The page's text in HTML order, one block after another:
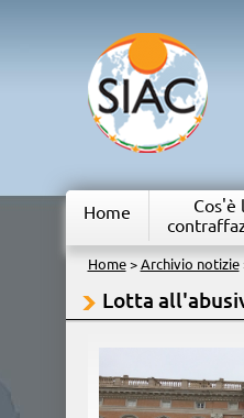
Home
Cos'è
Home> Archivio notizie
Lotta